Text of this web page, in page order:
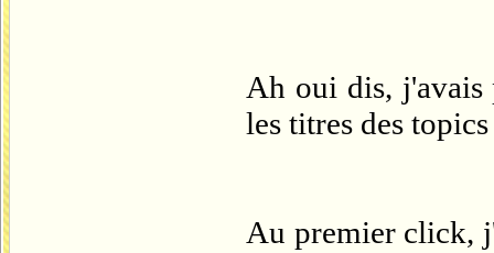
Ah oui dis, j'avais
les titres des
Au premier click,